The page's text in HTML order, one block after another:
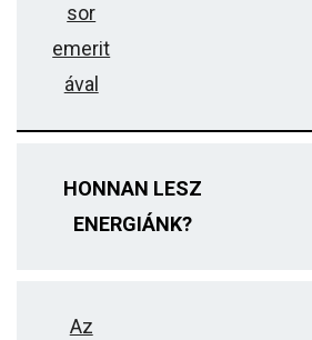
sor
emerit
ával
HONNAN LESZ
ENERGIÁNK?
Az